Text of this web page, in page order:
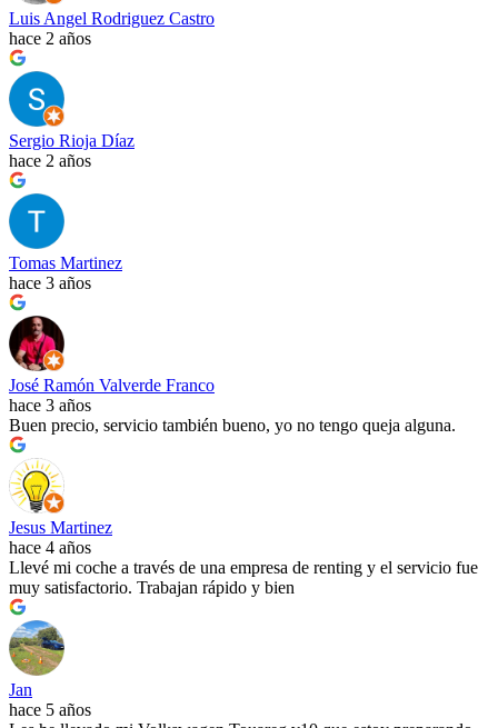
Luis Angel Rodriguez Castro
hace 2 años
Sergio Rioja Díaz
hace 2 años
Tomas Martinez
hace 3 años
José Ramón Valverde Franco
hace 3 años
Buen precio, servicio también bueno, yo no tengo queja alguna.
Jesus Martinez
hace 4 años
Llevé mi coche a través de una empresa de renting y el servicio fue
muy satisfactorio. Trabajan rápido y bien
Jan
hace 5 años